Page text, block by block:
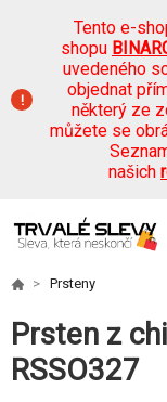
Tento e-
shopu
uvedeného
objednat
některý ze
můžete se
našich
Prsteny
Prsten z
RSSO327